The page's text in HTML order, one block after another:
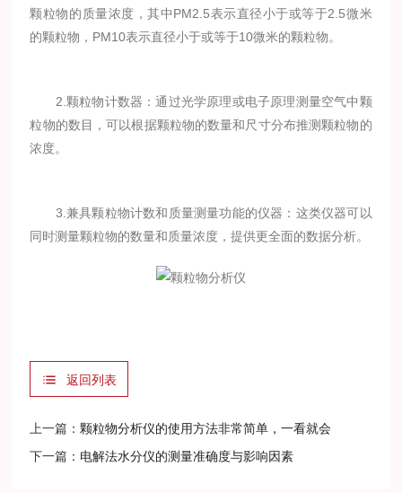
颗粒物的质量浓度，其中PM2.5表示直径小于或等于2.5微米
的颗粒物，PM10表示直径小于或等于10微米的颗粒物。
2.颗粒物计数器：通过光学原理或电子原理测量空气中颗
粒物的数目，可以根据颗粒物的数量和尺寸分布推测颗粒物的
浓度。
3.兼具颗粒物计数和质量测量功能的仪器：这类仪器可以
同时测量颗粒物的数量和质量浓度，提供更全面的数据分析。
返回列表
上一篇：颗粒物分析仪的使用方法非常简单，一看就会
下一篇： 电解法水分仪的测量准确度与影响因素